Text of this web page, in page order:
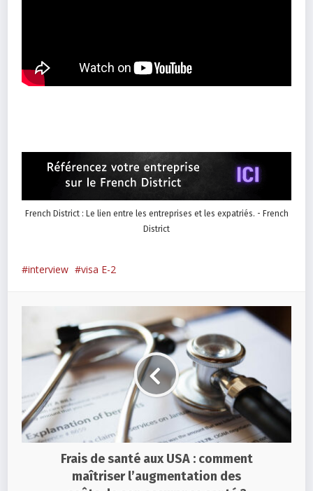
French District : Le lien entre les entreprises et les expatriés. - French
District
interview visa E-2
Frais de santé aux USA : comment
maîtriser l’augmentation des